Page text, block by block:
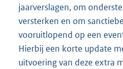
jaarverslagen, om
versterken en om
vooruitlopend op een
Hierbij een korte update
uitvoering van deze extra